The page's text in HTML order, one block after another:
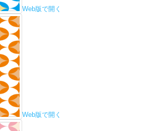
Web版で開く
Web版で開く